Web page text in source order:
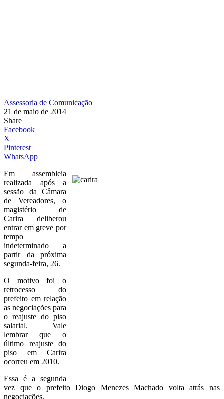
Assessoria de Comunicação
21 de maio de 2014
Share
Facebook
X
Pinterest
WhatsApp
Em assembleia
realizada após a
sessão da Câmara
de Vereadores, o
magistério de
Carira deliberou
entrar em greve por
tempo
indeterminado a
partir da próxima
segunda-feira, 26.
O motivo foi o
retrocesso do
prefeito em relação
as negociações para
o reajuste do piso
salarial. Vale
lembrar que o
último reajuste do
piso em Carira
ocorreu em 2010.
Essa é a segunda
vez que o prefeito Diogo Menezes Machado volta atrás nas
negociações.